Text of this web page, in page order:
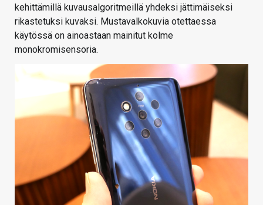
kehittämillä kuvausalgoritmeillä yhdeksi jättimäiseksi
rikastetuksi kuvaksi. Mustavalkokuvia otettaessa
käytössä on ainoastaan mainitut kolme
monokromisensoria.